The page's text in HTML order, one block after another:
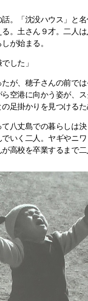
。「沈没ハウス」と
。土さん９才。二人
が始まる。
した」
が、穂子さんの前で
空港に向かう姿が、
足掛かりを見つける
八丈島での暮らしは
いく二人。ヤギやニ
高校を卒業するまで